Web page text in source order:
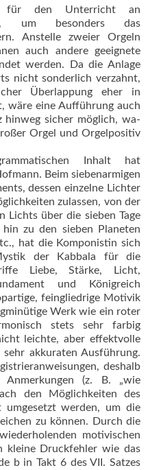
für den Unterricht an
um besonders das
An­stelle zweier Orgeln
auch andere geeignete
werden. Da die Anlage
nicht sonderlich verzahnt,
Überlappung eher in
wäre eine Aufführung auch
hinweg sicher möglich, wa­
Orgel und Orgelpositiv
Inhalt hat
Beim siebenarmigen
dessen einzelne Lichter
zulassen, von der
Lichts über die sieben Tage
zu den sieben Planeten
hat die Komponis­tin sich
der Kabbala für die
Liebe, Stärke, Licht,
und Königreich
feingliedrige Motivik
Werk wie ein roter
stets sehr farbig
leichte, aber effektvolle
akkuraten Ausführung.
deshalb
Anmerkungen (z. B. „wie
den Möglichkeiten des
umgesetzt werden, um die
zu können. Durch die
motivischen
kleine Druckfehler wie das
b in Takt 6 des VII. Satzes